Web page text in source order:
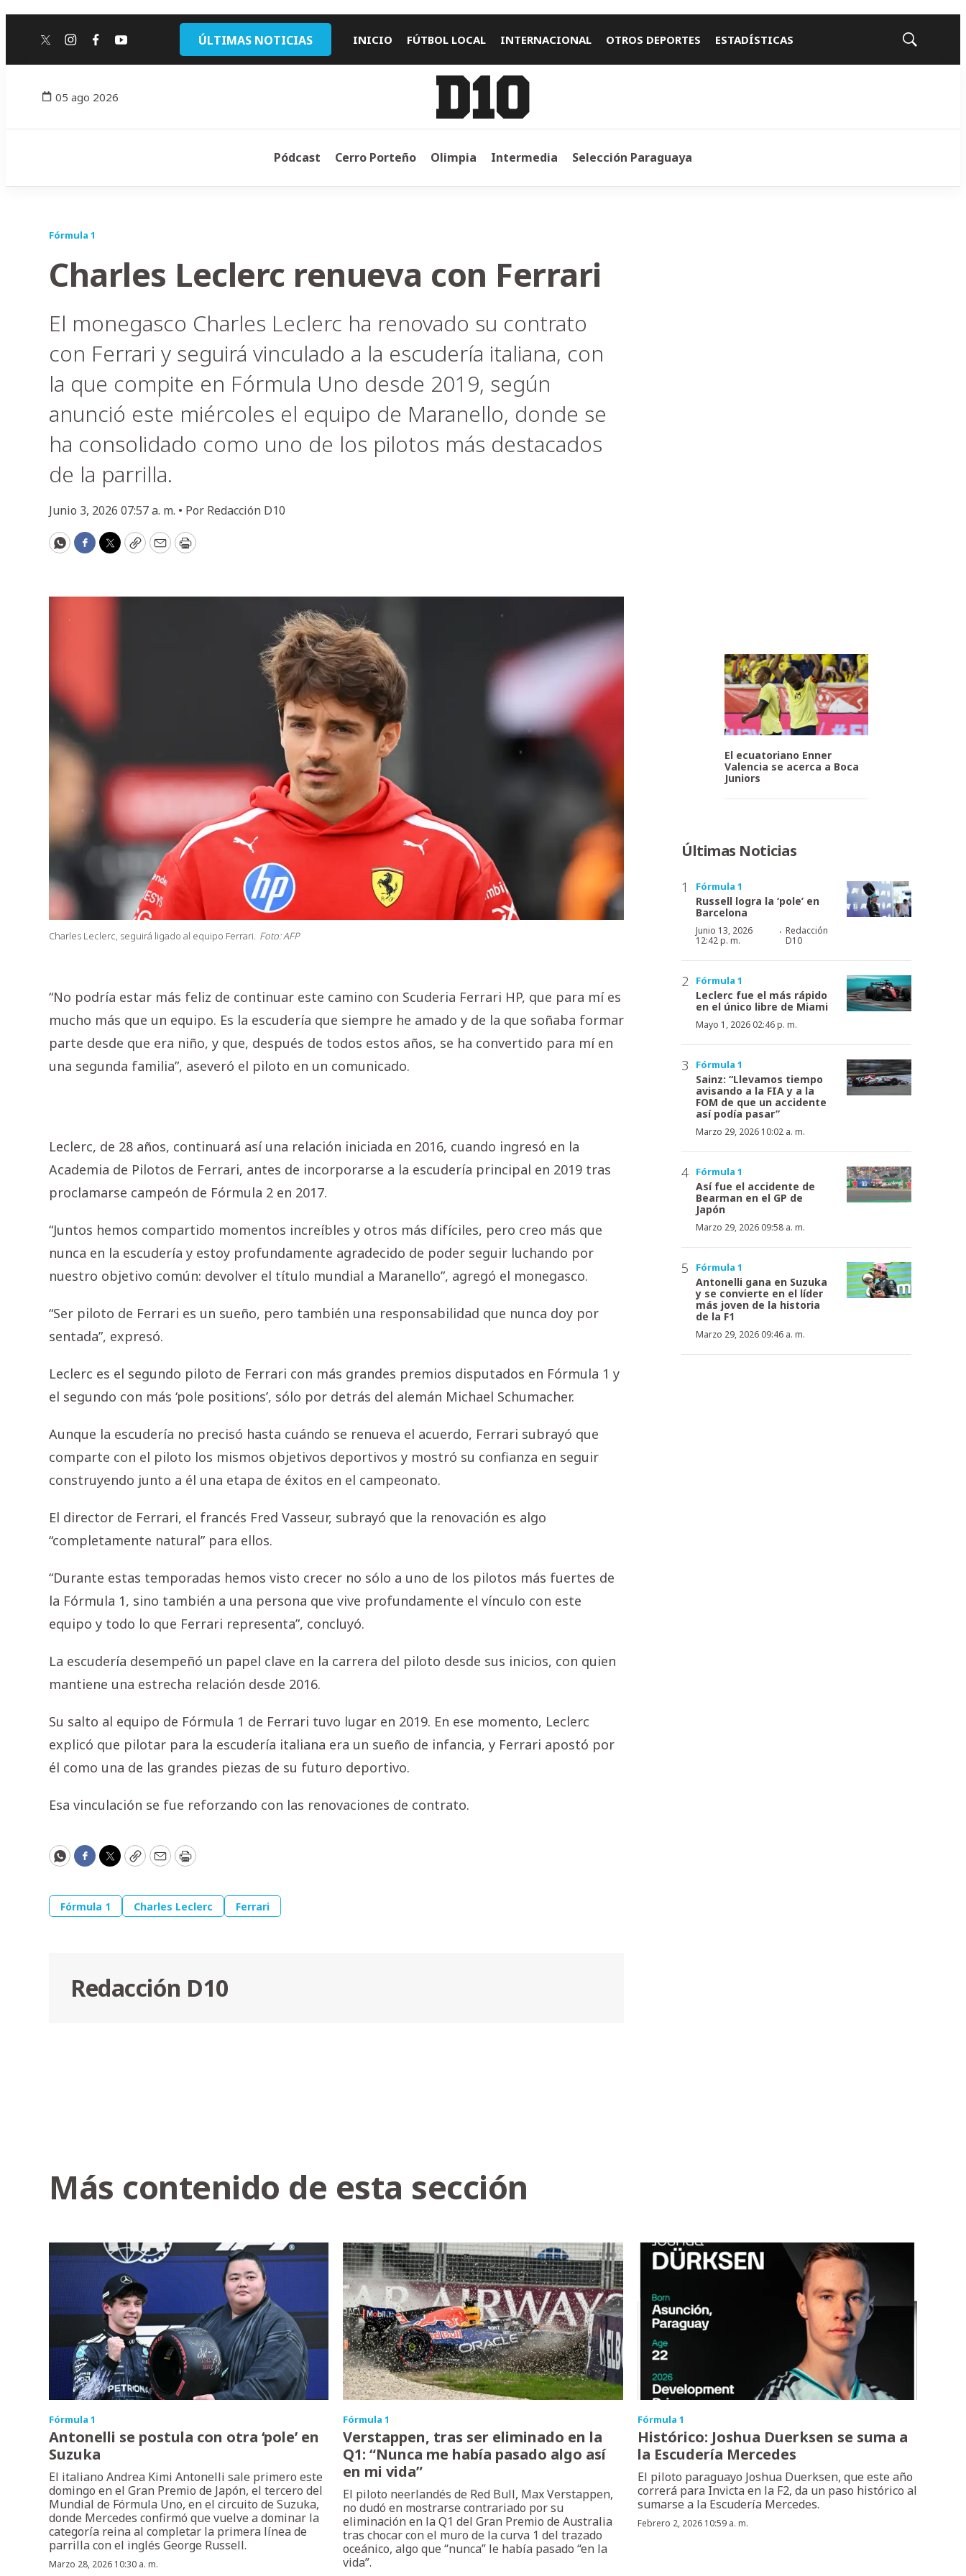
twitterinstagram
facebook
youtube ÚLTIMAS NOTICIAS INICIO FÚTBOL LOCAL INTERNACIONAL OTROS DEPORTES ESTADÍSTICAS
Mostrar
05 ago 2026
Pódcast Cerro Porteño Olimpia Intermedia Selección Paraguaya
Fórmula 1
Charles Leclerc renueva con Ferrari
El monegasco Charles Leclerc ha renovado su contrato
con Ferrari y seguirá vinculado a la escudería italiana, con
la que compite en Fórmula Uno desde 2019, según
anunció este miércoles el equipo de Maranello, donde se
ha consolidado como uno de los pilotos más destacados
de la parrilla.
Junio 3, 2026 07:57 a. m. • Por Redacción D10
WhatsApp
Facebook
Twitter
CopyEmailPrint
Charles Leclerc, seguirá ligado al equipo Ferrari. Foto: AFP
“No podría estar más feliz de continuar este camino con Scuderia Ferrari HP, que para mí es
mucho más que un equipo. Es la escudería que siempre he amado y de la que soñaba formar
parte desde que era niño, y que, después de todos estos años, se ha convertido para mí en
una segunda familia”, aseveró el piloto en un comunicado.
Leclerc, de 28 años, continuará así una relación iniciada en 2016, cuando ingresó en la
Academia de Pilotos de Ferrari, antes de incorporarse a la escudería principal en 2019 tras
proclamarse campeón de Fórmula 2 en 2017.
“Juntos hemos compartido momentos increíbles y otros más difíciles, pero creo más que
nunca en la escudería y estoy profundamente agradecido de poder seguir luchando por
nuestro objetivo común: devolver el título mundial a Maranello”, agregó el monegasco.
“Ser piloto de Ferrari es un sueño, pero también una responsabilidad que nunca doy por
sentada”, expresó.
Leclerc es el segundo piloto de Ferrari con más grandes premios disputados en Fórmula 1 y
el segundo con más ‘pole positions’, sólo por detrás del alemán Michael Schumacher.
Aunque la escudería no precisó hasta cuándo se renueva el acuerdo, Ferrari subrayó que
comparte con el piloto los mismos objetivos deportivos y mostró su confianza en seguir
construyendo junto a él una etapa de éxitos en el campeonato.
El director de Ferrari, el francés Fred Vasseur, subrayó que la renovación es algo
“completamente natural” para ellos.
“Durante estas temporadas hemos visto crecer no sólo a uno de los pilotos más fuertes de
la Fórmula 1, sino también a una persona que vive profundamente el vínculo con este
equipo y todo lo que Ferrari representa”, concluyó.
La escudería desempeñó un papel clave en la carrera del piloto desde sus inicios, con quien
mantiene una estrecha relación desde 2016.
Su salto al equipo de Fórmula 1 de Ferrari tuvo lugar en 2019. En ese momento, Leclerc
explicó que pilotar para la escudería italiana era un sueño de infancia, y Ferrari apostó por
él como una de las grandes piezas de su futuro deportivo.
Esa vinculación se fue reforzando con las renovaciones de contrato.
WhatsApp
Facebook
Twitter
CopyEmailPrint
Fórmula 1 Charles Leclerc Ferrari
Redacción D10
El ecuatoriano Enner
Valencia se acerca a Boca
Juniors
Últimas Noticias
Fórmula 1
Russell logra la ‘pole’ en
Barcelona
Junio 13, 2026
12:42 p. m.
· Redacción
D10
Fórmula 1
Leclerc fue el más rápido
en el único libre de Miami
Mayo 1, 2026 02:46 p. m.
Fórmula 1
Sainz: “Llevamos tiempo
avisando a la FIA y a la
FOM de que un accidente
así podía pasar”
Marzo 29, 2026 10:02 a. m.
Fórmula 1
Así fue el accidente de
Bearman en el GP de
Japón
Marzo 29, 2026 09:58 a. m.
Fórmula 1
Antonelli gana en Suzuka
y se convierte en el líder
más joven de la historia
de la F1
Marzo 29, 2026 09:46 a. m.
Más contenido de esta sección
Fórmula 1
Antonelli se postula con otra ‘pole’ en
Suzuka
El italiano Andrea Kimi Antonelli sale primero este
domingo en el Gran Premio de Japón, el tercero del
Mundial de Fórmula Uno, en el circuito de Suzuka,
donde Mercedes confirmó que vuelve a dominar la
categoría reina al completar la primera línea de
parrilla con el inglés George Russell.
Marzo 28, 2026 10:30 a. m.
Fórmula 1
Verstappen, tras ser eliminado en la
Q1: “Nunca me había pasado algo así
en mi vida”
El piloto neerlandés de Red Bull, Max Verstappen,
no dudó en mostrarse contrariado por su
eliminación en la Q1 del Gran Premio de Australia
tras chocar con el muro de la curva 1 del trazado
oceánico, algo que “nunca” le había pasado “en la
vida”.
Fórmula 1
Histórico: Joshua Duerksen se suma a
la Escudería Mercedes
El piloto paraguayo Joshua Duerksen, que este año
correrá para Invicta en la F2, da un paso histórico al
sumarse a la Escudería Mercedes.
Febrero 2, 2026 10:59 a. m.